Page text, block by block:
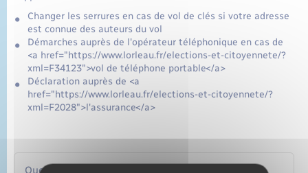
Changer les serrures en cas de vol de clés si votre adresse
est connue des auteurs du vol
Démarches auprès de l'opérateur téléphonique en cas de
<a href="https://www.lorleau.fr/elections-et-citoyennete/?
xml=F34123">vol de téléphone portable</a>
Déclaration auprès de <a
href="https://www.lorleau.fr/elections-et-citoyennete/?
xml=F2028">l'assurance</a>
Questions ? Réponses !